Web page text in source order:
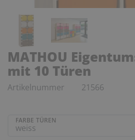
MATHOU
mit 10 Türen
Artikelnummer 21566
FARBE TÜREN